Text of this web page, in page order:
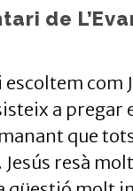
de
escoltem com
a pregar
que
resà